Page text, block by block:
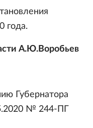
года.
А.Ю.Воробьев
Губернатора
№ 244-ПГ